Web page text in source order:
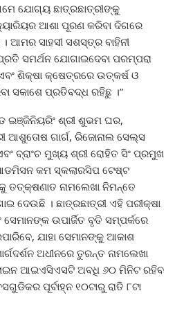
ଯୋଗ୍ୟ ଛାତ୍ରଛାତ୍ରୀଙ୍କୁ
ଆଶା ପୂରଣ କରିବା ଦିଗରେ
ସାହସୀ ସଶସ୍ତ୍ର ବାହିନୀ
ସମର୍ଥନ ଯୋଗାଇଦେବା ପରମ୍ପରା
ଶିକ୍ଷା କ୍ଷେତ୍ରରେ ଉତ୍କର୍ଷ ଓ
ସକାଶେ ପ୍ରତିବଦ୍ଧ ରହିଛୁ ।”
ଇଞ୍ଜିନିୟରିଂ ଶ୍ରୀ ଶୁଭମ ଘର,
ଆଶୁତୋଷ ଗାର୍ଗ, ରିଜୋନାଲ ସେଲ୍‌ସ
ବ୍ରାଂଚ ମୁଖ୍ୟ ଶ୍ରୀ ରୋହିତ ସିଂ ପ୍ରମୁଖ
କମ ସ୍କଲାରସିପ ଟେଷ୍ଟ
ତତ୍‌କ୍ଷଣାତ ନାମଲେଖା ନିମନ୍ତେ
। ଛାତ୍ରଛାତ୍ରୀ ଏହି ପରୀକ୍ଷା
ଉପାର୍ଜିତ ବୃତି ସମ୍ପର୍କରେ
ଯାହା ସେମାନଙ୍କୁ ଆକାଶ
ଅଧୀନରେ ତୁରନ୍ତ ନାମଲେଖା
ଆଇଏସିଏସଟି ଅବଧି ୬୦ ମିନିଟ ରହିବ
ପୂର୍ବାହ୍ନ ୧୦ଟାରୁ ରାତି ୮ଟା